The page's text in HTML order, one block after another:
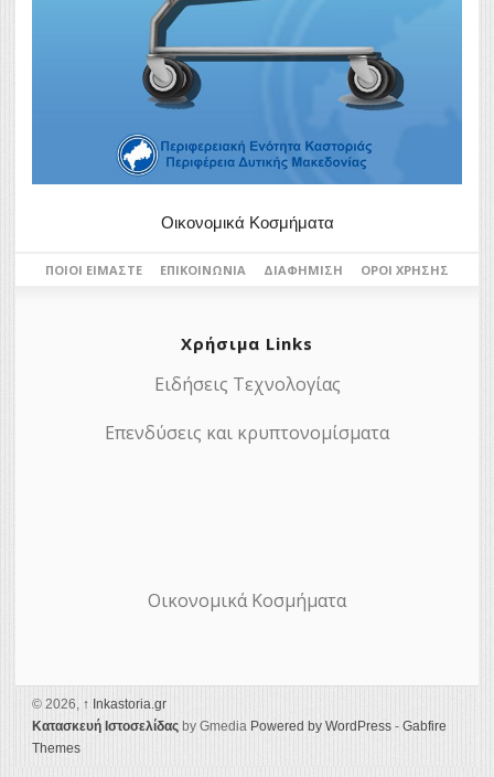
Οικονομικά Κοσμήματα
ΠΟΙΟΙ ΕΊΜΑΣΤΕ ΕΠΙΚΟΙΝΩΝΊΑ ΔΙΑΦΉΜΙΣΗ ΌΡΟΙ ΧΡΉΣΗΣ
Χρήσιμα Links
Ειδήσεις Τεχνολογίας
Επενδύσεις και κρυπτονομίσματα
Οικονομικά Κοσμήματα
© 2026, ↑ Ιnkastoria.gr
Κατασκευή Ιστοσελίδας by Gmedia Powered by WordPress - Gabfire
Themes